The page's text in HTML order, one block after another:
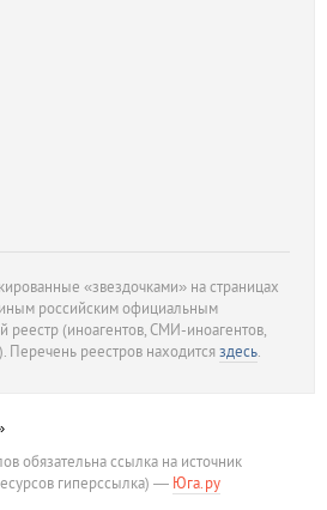
«звездочками» на страницах
российским официальным
реестр (иноагентов, СМИ-иноагентов,
Перечень реестров находитсяздесь.
обязательна ссылка на источник
гиперссылка) — Юга.ру